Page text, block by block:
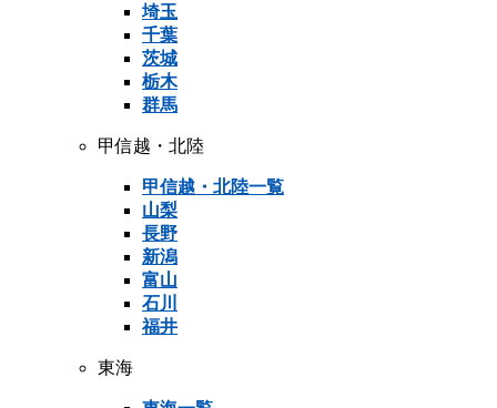
埼玉
千葉
茨城
栃木
群馬
甲信越・北陸
甲信越・北陸一覧
山梨
長野
新潟
富山
石川
福井
東海